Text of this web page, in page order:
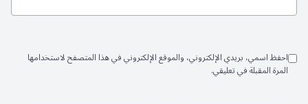
احفظ اسمي، بريدي الإلكتروني، والموقع الإلكتروني في هذا المتصفح لاستخدامها
المرة المقبلة في تعليقي.